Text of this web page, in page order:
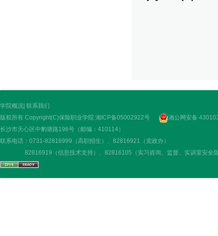
学院概况 联系我们
版权所有 Copyright(C)保险职业学院 湘ICP备05002922号
湘公网安备
长沙市天心区中豹塘路196号（邮编：410114）
联系电话：0731-82816999（高职招生）、82816921（党政办）
82816919（信息技术支持）、82816105（实习咨询、监督、实训室安全